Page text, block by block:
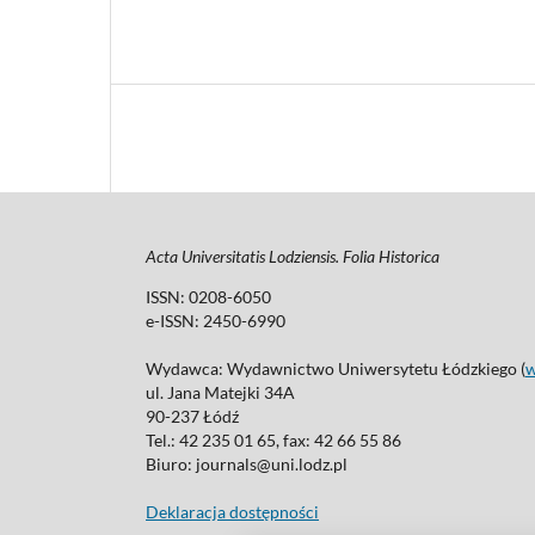
Acta Universitatis Lodziensis. Folia Historica
ISSN: 0208-6050
e-ISSN: 2450-6990
Wydawca: Wydawnictwo Uniwersytetu Łódzkiego (
ul. Jana Matejki 34A
90-237 Łódź
Tel.: 42 235 01 65, fax: 42 66 55 86
Biuro: journals@uni.lodz.pl
Deklaracja dostępności